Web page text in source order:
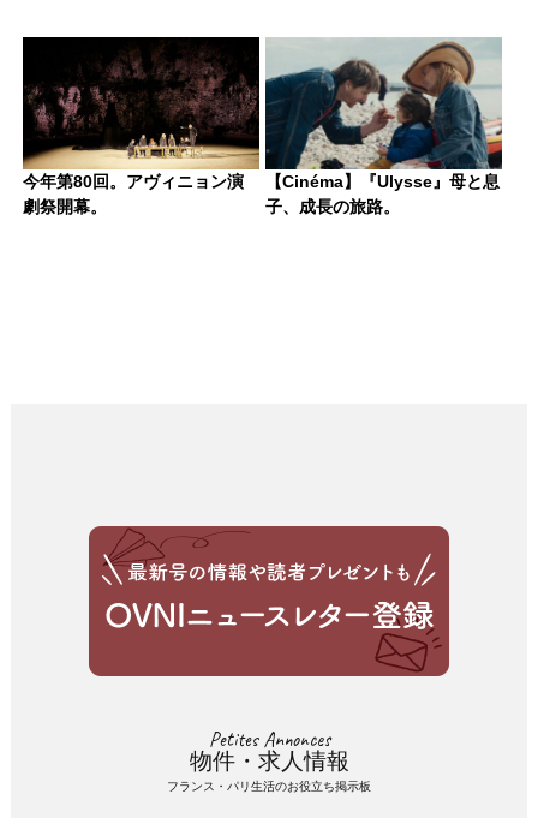
今年第80回。アヴィニョン演
劇祭開幕。
【Cinéma】『Ulysse』母と息
子、成長の旅路。
Petites Annonces
物件・求人情報
フランス・パリ生活のお役立ち掲示板